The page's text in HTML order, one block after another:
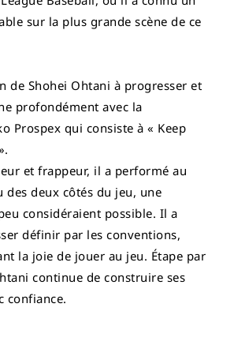
sur la plus grande scène de ce
de Shohei Ohtani à progresser et
profondément avec la
Prospex qui consiste à « Keep
et frappeur, il a performé au
des deux côtés du jeu, une
considéraient possible. Il a
définir par les conventions,
la joie de jouer au jeu. Étape par
continue de construire ses
confiance.